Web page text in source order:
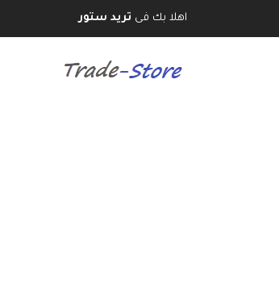
اهلا بك فى تريد ستور